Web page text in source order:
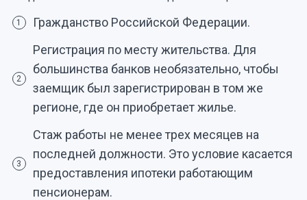
1 Гражданство Российской Федерации.
2
Регистрация по месту жительства. Для
большинства банков необязательно, чтобы
заемщик был зарегистрирован в том же
регионе, где он приобретает жилье.
3
Стаж работы не менее трех месяцев на
последней должности. Это условие касается
предоставления ипотеки работающим
пенсионерам.